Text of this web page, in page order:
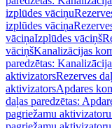
izplūdes vāciņu
izplūdes vāciņa
vāciņaIzplūdes vāciņš
vāciņšKanalizācijas
paredzētas:
aktivizatorsRezerves
aktivizatorsApdares
daļas paredzētas:
pagriežamu